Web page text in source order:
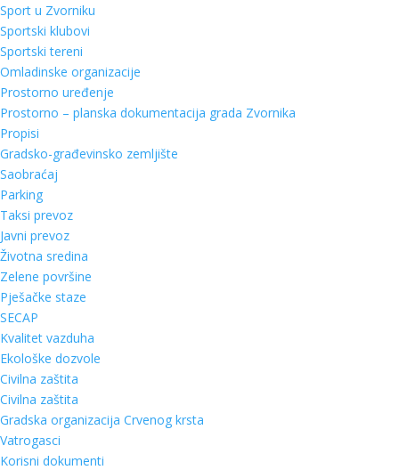
Sport u Zvorniku
Sportski klubovi
Sportski tereni
Omladinske organizacije
Prostorno uređenje
Prostorno – planska dokumentacija grada Zvornika
Propisi
Gradsko-građevinsko zemljište
Saobraćaj
Parking
Taksi prevoz
Javni prevoz
Životna sredina
Zelene površine
Pješačke staze
SECAP
Kvalitet vazduha
Ekološke dozvole
Civilna zaštita
Civilna zaštita
Gradska organizacija Crvenog krsta
Vatrogasci
Korisni dokumenti